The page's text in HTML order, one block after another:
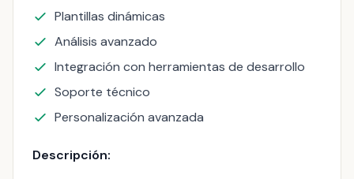
Plantillas dinámicas
Análisis avanzado
Integración con herramientas de desarrollo
Soporte técnico
Personalización avanzada
Descripción: